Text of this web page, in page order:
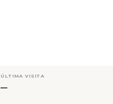
ÚLTIMA VISITA
—